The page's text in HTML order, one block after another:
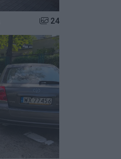
Liczba zdjęć w galerii:
24